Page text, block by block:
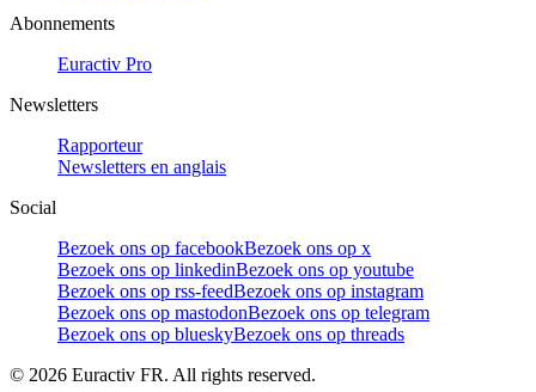
Abonnements
Euractiv Pro
Newsletters
Rapporteur
Newsletters en anglais
Social
Bezoek ons op facebookBezoek ons op x
Bezoek ons op linkedinBezoek ons op youtube
Bezoek ons op rss-feedBezoek ons op instagram
Bezoek ons op mastodonBezoek ons op telegram
Bezoek ons op blueskyBezoek ons op threads
© 2026 Euractiv FR. All rights reserved.